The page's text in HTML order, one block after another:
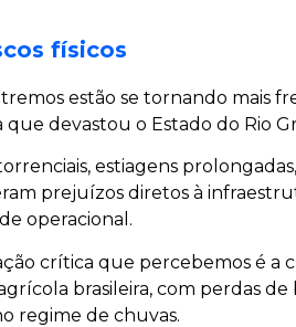
físicos
estão se tornando mais
que devastou o Estado do Rio
estiagens
prejuízos diretos à
operacional.
crítica que percebemos é a
brasileira, com perdas de
regime de chuvas.